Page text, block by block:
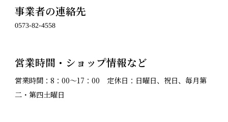
事業者の連絡先
営業時間・ショップ情報など
営業時間：8：00～17：00 定休日：日曜日、祝日、毎月第
二・第四土曜日